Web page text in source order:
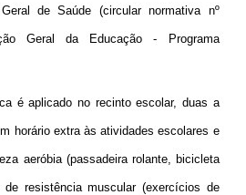
de Saúde (circular normativa nº
Geral da Educação - Programa
é aplicado no recinto escolar, duas a
horário extra às atividades escolares e
aeróbia (passadeira rolante, bicicleta
resistência muscular (exercícios de